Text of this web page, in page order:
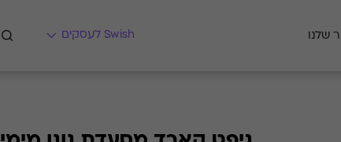
שלנו Swish לעסקים